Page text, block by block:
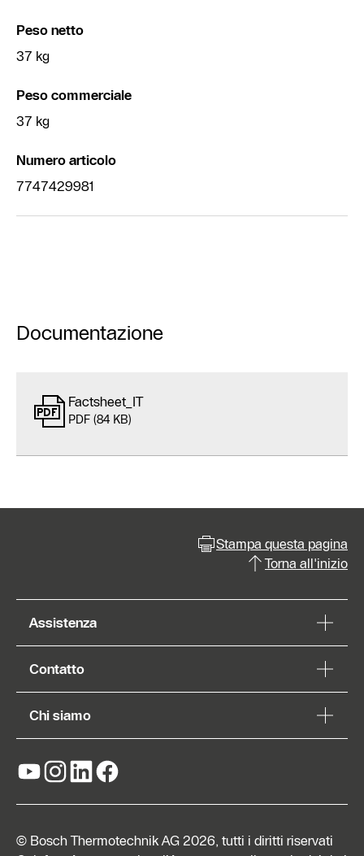
Peso netto
37 kg
Peso commerciale
37 kg
Numero articolo
7747429981
Documentazione
Factsheet_IT
PDF (84 KB)
Stampa questa pagina
Torna all'inizio
Assistenza
Contatto
Chi siamo
© Bosch Thermotechnik AG 2026, tutti i diritti riservati